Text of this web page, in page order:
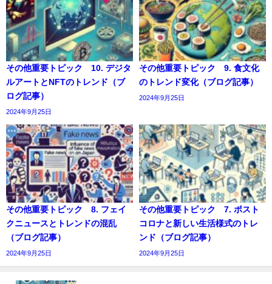
その他重要トピック 10. デジタ
ルアートとNFTのトレンド（ブ
ログ記事）
2024年9月25日
その他重要トピック 9. 食文化
のトレンド変化（ブログ記事）
2024年9月25日
その他重要トピック 8. フェイ
クニュースとトレンドの混乱
（ブログ記事）
2024年9月25日
その他重要トピック 7. ポスト
コロナと新しい生活様式のトレ
ンド（ブログ記事）
2024年9月25日